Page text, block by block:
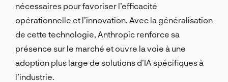
nécessaires pour favoriser l’efficacité
opérationnelle et l’innovation. Avec la généralisation
de cette technologie, Anthropic renforce sa
présence sur le marché et ouvre la voie à une
adoption plus large de solutions d’IA spécifiques à
l’industrie.